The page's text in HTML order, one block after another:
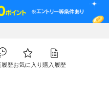
履歴お気に入り 購入履歴